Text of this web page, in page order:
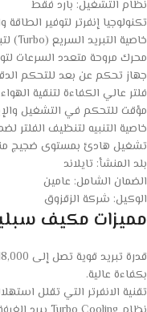
نظام التشغيل: بارد فقط
تكنولوجيا إنفرتر لتوفير الطاقة
خاصية التبريد السريع (Turbo) لتبريد فوري وفعّال
محرك مروحة متعدد السرعات
جهاز تحكم عن بعد للتحكم
فلتر عالي الكفاءة لتنقية
مؤقت للتحكم في التشغيل
خاصية التنبيه لتنظيف الفلتر
تشغيل هادئ بمستوى ضجيج
بلد المنشأ: تايلاند
الضمان الشامل: عامين
الوكيل: شركة الزقزوق
مميزات مكيف سبليت 18 وحدة
بكفاءة عالية.
تقنية الانفرتر التي تقلل